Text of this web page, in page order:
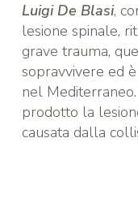
Luigi De Blasi,
lesione spinale,
grave trauma,
sopravvivere ed
nel
prodotto la
causata dalla